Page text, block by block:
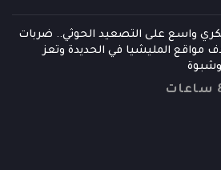
واسع على التصعيد الحوثي.. ضربات
مواقع المليشيا في الحديدة وتعز